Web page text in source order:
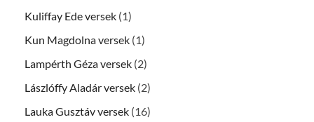
Kuliffay Ede versek (1)
Kun Magdolna versek (1)
Lampérth Géza versek (2)
Lászlóffy Aladár versek (2)
Lauka Gusztáv versek (16)